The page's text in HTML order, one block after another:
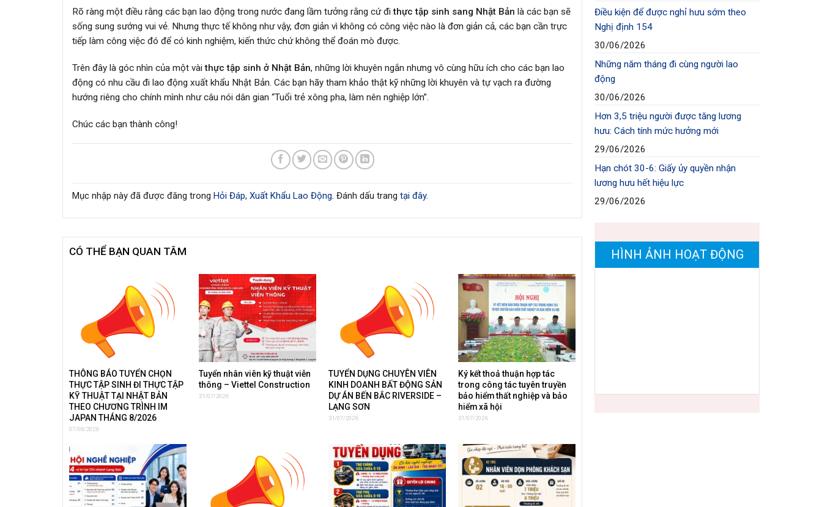
Rõ ràng một điều rằng các bạn lao động trong nước đang lầm tưởng rằng cứ đithực tập sinh sang Nhật Bản là các bạn sẽ
sống sung sướng vui vẻ. Nhưng thực tế không như vậy, đơn giản vì không có công việc nào là đơn giản cả, các bạn cần trực
tiếp làm công việc đó để có kinh nghiệm, kiến thức chứ không thể đoán mò được.
Trên đây là góc nhìn của một vàithực tập sinh ở Nhật Bản, những lời khuyên ngắn nhưng vô cùng hữu ích cho các bạn lao
động có nhu cầu đi lao động xuất khẩu Nhật Bản. Các bạn hãy tham khảo thật kỹ những lời khuyên và tự vạch ra đường
hướng riêng cho chính mình như câu nói dân gian “Tuổi trẻ xông pha, làm nên nghiệp lớn”.
Chúc các bạn thành công!
Mục nhập này đã được đăng trong Hỏi Đáp, Xuất Khẩu Lao Động. Đánh dấu trang tại đây.
CÓ THỂ BẠN QUAN TÂM
THÔNG BÁO TUYỂN CHỌN
THỰC TẬP SINH ĐI THỰC TẬP
KỸ THUẬT TẠI NHẬT BẢN
THEO CHƯƠNG TRÌNH IM
JAPAN THÁNG 8/2026
07/08/2026
Tuyển nhân viên kỹ thuật viễn
thông – Viettel Construction
31/07/2026
TUYỂN DỤNG CHUYÊN VIÊN
KINH DOANH BẤT ĐỘNG SẢN
DỰ ÁN BẾN BẮC RIVERSIDE –
LẠNG SƠN
31/07/2026
Ký kết thoả thuận hợp tác
trong công tác tuyên truyền
bảo hiểm thất nghiệp và bảo
hiểm xã hội
31/07/2026
Điều kiện để được nghỉ hưu sớm theo
Nghị định 154
30/06/2026
Những năm tháng đi cùng người lao
động
30/06/2026
Hơn 3,5 triệu người được tăng lương
hưu: Cách tính mức hưởng mới
29/06/2026
Hạn chót 30-6: Giấy ủy quyền nhận
lương hưu hết hiệu lực
29/06/2026
HÌNH ẢNH HOẠT ĐỘNG